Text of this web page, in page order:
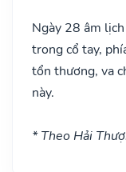
Ngày 28 âm
trong cổ tay,
tổn thương, va
này.
* Theo Hải